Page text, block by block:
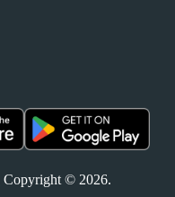
Copyright © 2026.